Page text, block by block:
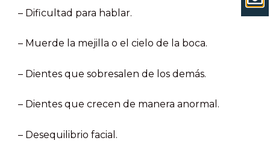
– Dificultad para hablar.
– Muerde la mejilla o el cielo de la boca.
– Dientes que sobresalen de los demás.
– Dientes que crecen de manera anormal.
– Desequilibrio facial.